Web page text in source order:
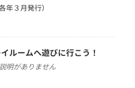
年３月発行）
ルームへ遊びに行こう！
明がありません